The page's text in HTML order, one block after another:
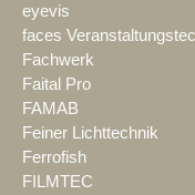
eyevis
faces
Fachwerk
Faital Pro
FAMAB
Feiner Lichttechnik
Ferrofish
FILMTEC